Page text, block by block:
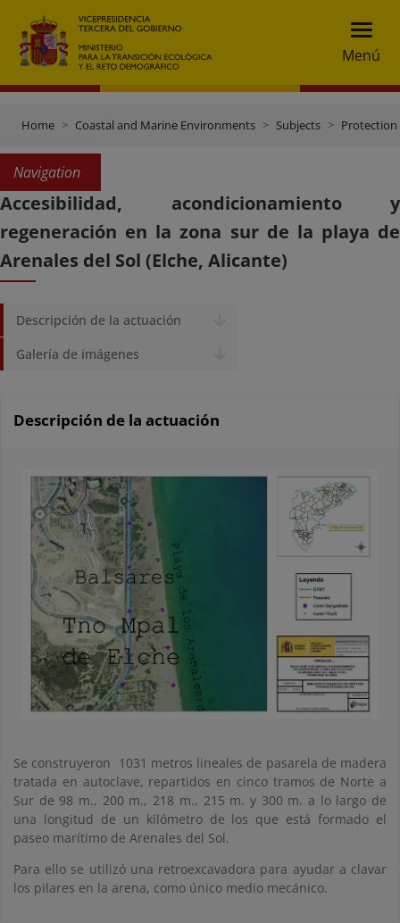
Menú
Home Coastal and Marine Environments Subjects
Navigation
Accesibilidad, acondicionamiento y
regeneración en la zona sur de la playa de
Arenales del Sol (Elche, Alicante)
Descripción de la actuación
Galería de imágenes
Descripción de la actuación
Se construyeron 1031 metros lineales de pasarela de madera
tratada en autoclave, repartidos en cinco tramos de Norte a
Sur de 98 m., 200 m., 218 m., 215 m. y 300 m. a lo largo de
una longitud de un kilómetro de los que está formado el
paseo marítimo de Arenales del Sol.
Para ello se utilizó una retroexcavadora para ayudar a clavar
los pilares en la arena, como único medio mecánico.